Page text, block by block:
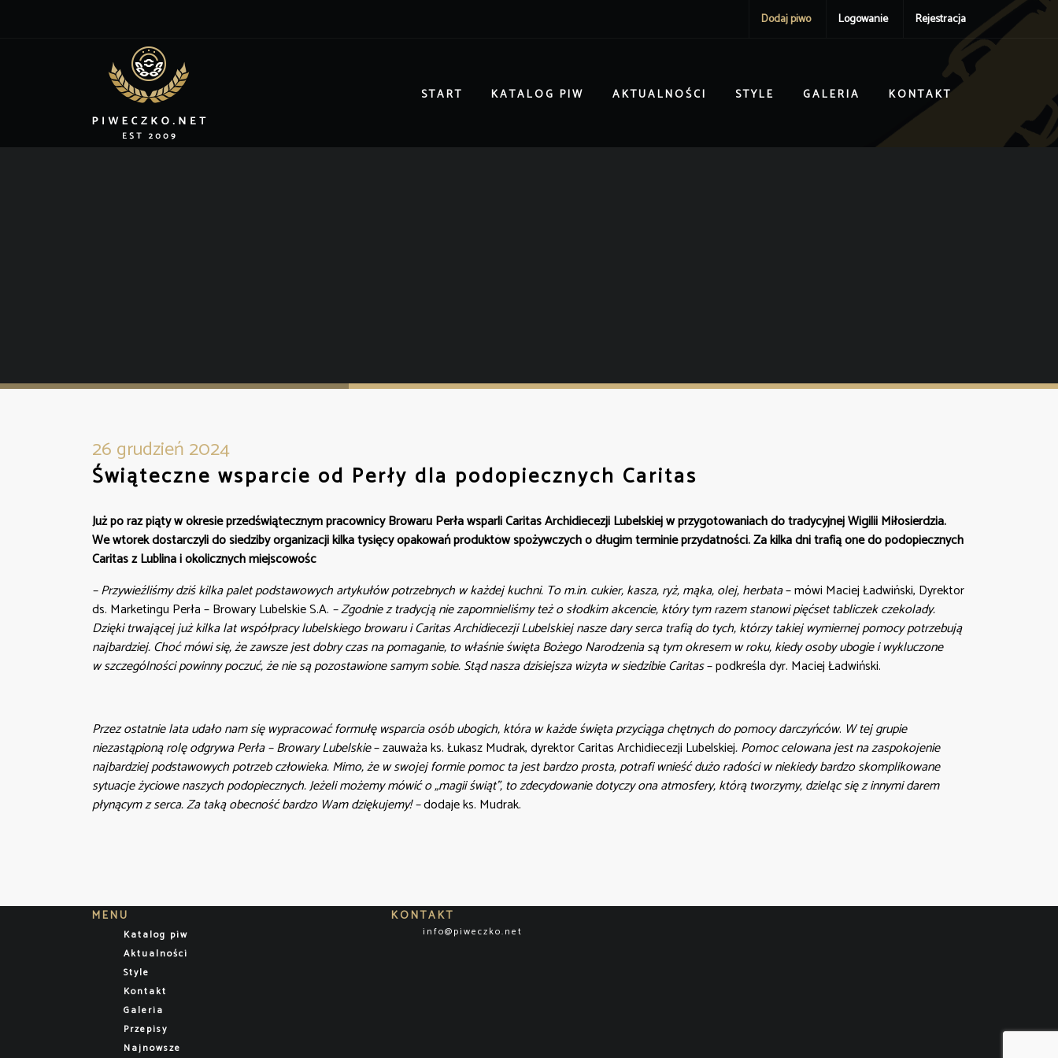
Dodaj piwo Logowanie Rejestracja
START KATALOG PIW AKTUALNOŚCI STYLE GALERIA KONTAKT
26 grudzień 2024
Świąteczne wsparcie od Perły dla podopiecznych Caritas
Już po raz piąty w okresie przedświątecznym pracownicy Browaru Perła wsparli Caritas Archidiecezji Lubelskiej w przygotowaniach do tradycyjnej Wigilii Miłosierdzia.
We wtorek dostarczyli do siedziby organizacji kilka tysięcy opakowań produktów spożywczych o długim terminie przydatności. Za kilka dni trafią one do podopiecznych
Caritas z Lublina i okolicznych miejscowośc
– Przywieźliśmy dziś kilka palet podstawowych artykułów potrzebnych w każdej kuchni. To m.in. cukier, kasza, ryż, mąka, olej, herbata– mówi Maciej Ładwiński, Dyrektor
ds. Marketingu Perła – Browary Lubelskie S.A. – Zgodnie z tradycją nie zapomnieliśmy też o słodkim akcencie, który tym razem stanowi pięćset tabliczek czekolady.
Dzięki trwającej już kilka lat współpracy lubelskiego browaru i Caritas Archidiecezji Lubelskiej nasze dary serca trafią do tych, którzy takiej wymiernej pomocy potrzebują
najbardziej. Choć mówi się, że zawsze jest dobry czas na pomaganie, to właśnie święta Bożego Narodzenia są tym okresem w roku, kiedy osoby ubogie i wykluczone
w szczególności powinny poczuć, że nie są pozostawione samym sobie. Stąd nasza dzisiejsza wizyta w siedzibie Caritas– podkreśla dyr. Maciej Ładwiński.
Przez ostatnie lata udało nam się wypracować formułę wsparcia osób ubogich, która w każde święta przyciąga chętnych do pomocy darczyńców. W tej grupie
niezastąpioną rolę odgrywa Perła – Browary Lubelskie– zauważa ks. Łukasz Mudrak, dyrektor Caritas Archidiecezji Lubelskiej. Pomoc celowana jest na zaspokojenie
najbardziej podstawowych potrzeb człowieka. Mimo, że w swojej formie pomoc ta jest bardzo prosta, potrafi wnieść dużo radości w niekiedy bardzo skomplikowane
sytuacje życiowe naszych podopiecznych. Jeżeli możemy mówić o „magii świąt”, to zdecydowanie dotyczy ona atmosfery, którą tworzymy, dzieląc się z innymi darem
płynącym z serca. Za taką obecność bardzo Wam dziękujemy! –dodaje ks. Mudrak.
MENU
Katalog piw
Aktualności
Style
Kontakt
Galeria
Przepisy
Najnowsze
KONTAKT
info@piweczko.net